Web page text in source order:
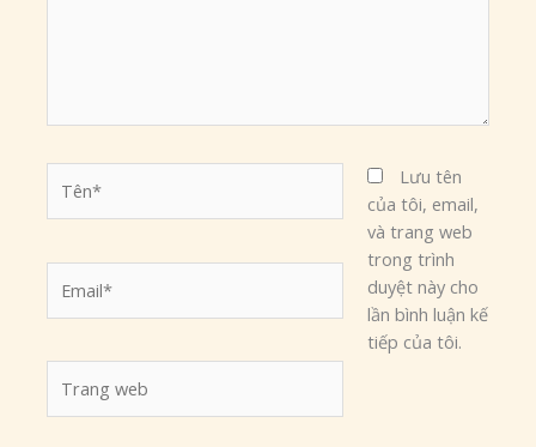
web
Lưu tên
của tôi, email,
và trang web
trong trình
duyệt này cho
lần bình luận kế
tiếp của tôi.